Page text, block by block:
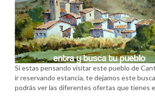
Si estas pensando visitar este pueblo de
ir reservando estancia, te dejamos este
podrás ver las diferentes ofertas que tienes